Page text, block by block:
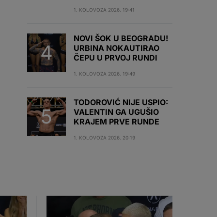
1. KOLOVOZA 2026. 19:41
NOVI ŠOK U BEOGRADU!
URBINA NOKAUTIRAO
ČEPU U PRVOJ RUNDI
1. KOLOVOZA 2026. 19:49
TODOROVIĆ NIJE USPIO:
VALENTIN GA UGUŠIO
KRAJEM PRVE RUNDE
1. KOLOVOZA 2026. 20:19